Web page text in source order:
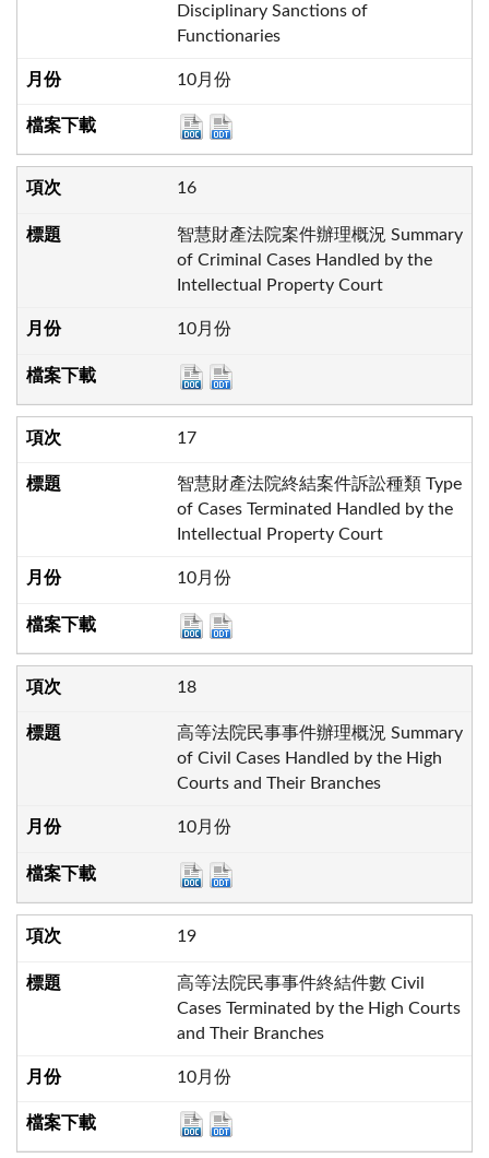
Disciplinary Sanctions of
Functionaries
10月份
16
智慧財產法院案件辦理概況 Summary
of Criminal Cases Handled by the
Intellectual Property Court
10月份
17
智慧財產法院終結案件訴訟種類 Type
of Cases Terminated Handled by the
Intellectual Property Court
10月份
18
高等法院民事事件辦理概況 Summary
of Civil Cases Handled by the High
Courts and Their Branches
10月份
19
高等法院民事事件終結件數 Civil
Cases Terminated by the High Courts
and Their Branches
10月份